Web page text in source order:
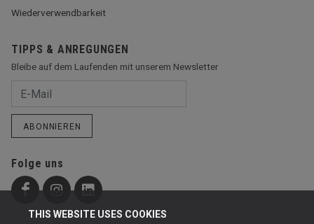
THIS WEBSITE USES COOKIES
Wiederverwendbarkeit
TIPPS & ANREGUNGEN
Bleibe auf dem Laufenden mit unserem Newsletter
ABONNIEREN
Folge uns